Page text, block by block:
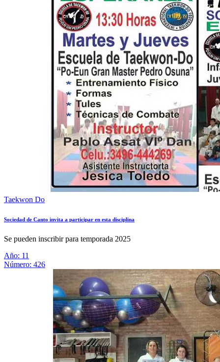
Taekwon Do
Sociedad de Canto invita a participar en esta disciplina
Se pueden inscribir para temporada 2025
Año: 11
Número: 426